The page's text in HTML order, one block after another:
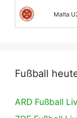
Malta
Fußball
ARD Fußball